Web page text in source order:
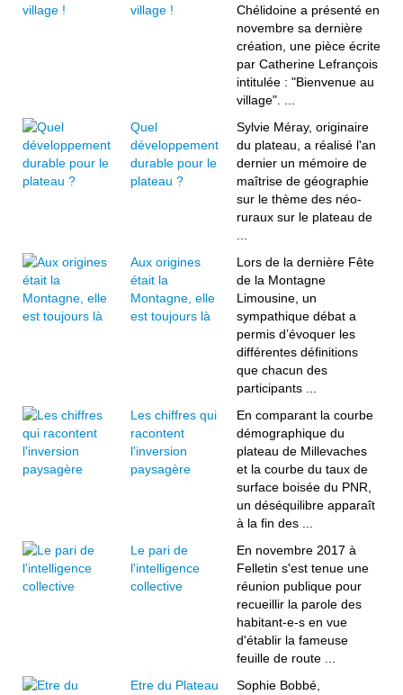
village !
Chélidoine a présenté en
novembre sa dernière
création, une pièce écrite
par Catherine Lefrançois
intitulée : "Bienvenue au
village". ...
Quel
développement
durable pour le
plateau ?
Sylvie Méray, originaire
du plateau, a réalisé l'an
dernier un mémoire de
maîtrise de géographie
sur le thème des néo-
ruraux sur le plateau de
Aux origines
était la
Montagne, elle
est toujours là
Lors de la dernière Fête
de la Montagne
Limousine, un
sympathique débat a
permis d’évoquer les
différentes définitions
que chacun des
participants ...
Les chiffres qui
racontent
l'inversion
paysagère
En comparant la courbe
démographique du
plateau de Millevaches
et la courbe du taux de
surface boisée du PNR,
un déséquilibre apparaît
à la fin des ...
Le pari de
l'intelligence
collective
En novembre 2017 à
Felletin s'est tenue une
réunion publique pour
recueillir la parole des
habitant-e-s en vue
d'établir la fameuse
feuille de route ...
Etre du Plateau
Sophie Bobbé,